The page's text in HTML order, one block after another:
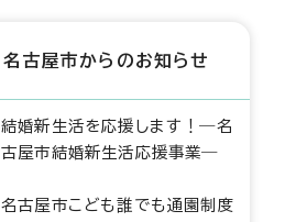
名古屋市からのお知らせ
結婚新生活を応援します！―名
古屋市結婚新生活応援事業―
名古屋市こども誰でも通園制度